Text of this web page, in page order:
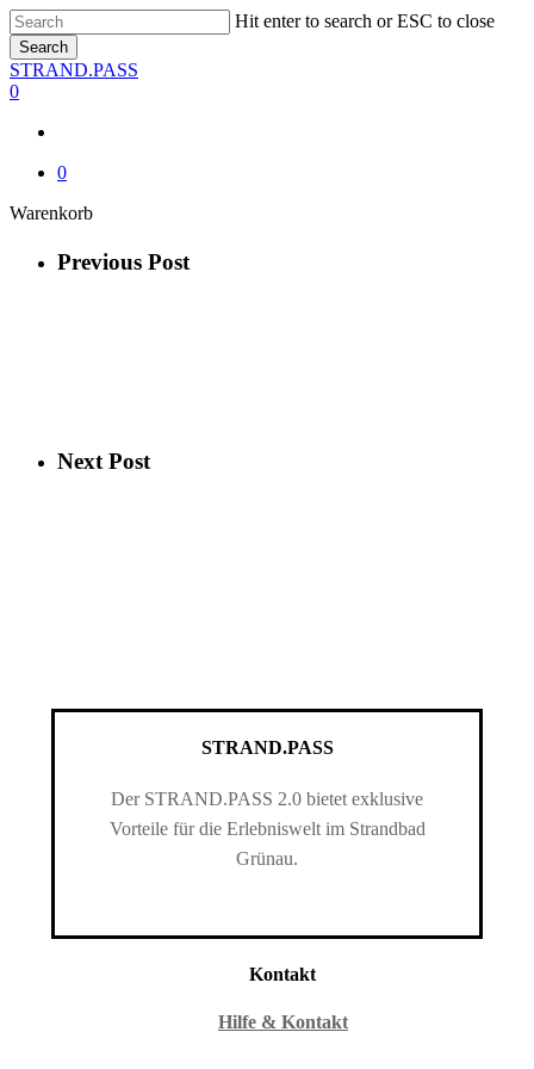
Skip
to
main
content
Hit enter to search or ESC to close
Search
Close
Search
STRAND.PASS
0
0
WarenkorbClose
Previous Post
Next Post
STRAND.PASS
Der STRAND.PASS 2.0 bietet exklusive
Vorteile für die Erlebniswelt im Strandbad
Grünau.
Kontakt
Hilfe & Kontakt